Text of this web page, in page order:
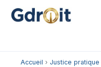
Accueil › Justice pratique